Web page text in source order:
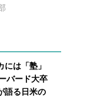
には「塾」
バード大卒
語る日米の